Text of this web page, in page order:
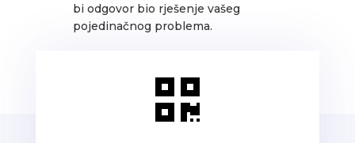
bi odgovor bio rješenje vašeg
pojedinačnog problema.
